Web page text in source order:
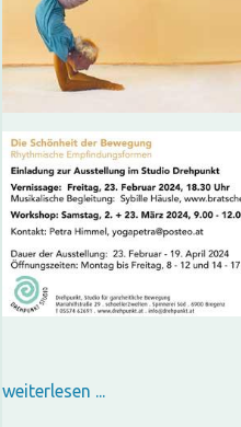
weiterlesen ...